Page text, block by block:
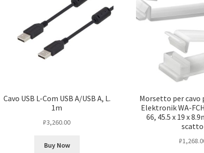
Cavo USB L-Com USB A/USB A, L.
1m
₽3,260.00
Buy Now
Morsetto per
Elektronik WA-
66, 45.5 x 19 x
scatto
₽